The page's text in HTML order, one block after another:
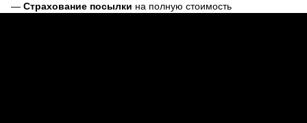
— Страхование посылки на полную стоимость